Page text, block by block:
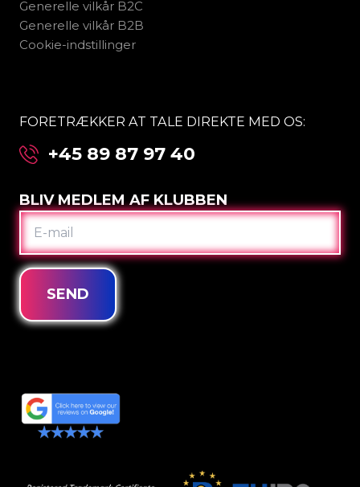
Generelle vilkår B2C
Generelle vilkår B2B
Cookie-indstillinger
FORETRÆKKER AT TALE DIREKTE MED OS:
+45 89 87 97 40
BLIV MEDLEM AF KLUBBEN
E-
MAIL
SEND